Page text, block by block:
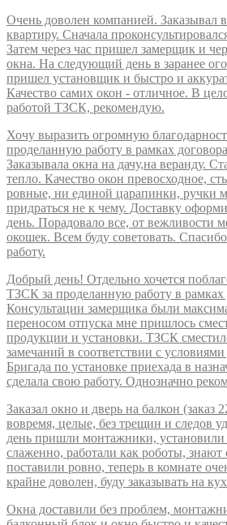
Очень доволен компанией. Заказывал
квартиру. Сначала
Затем через час пришел замерщик и
окна. На следующий день в заранее
пришел установщик и быстро и
Качество самих окон - отличное. В
работой ТЗСК, рекомендую.
Хочу выразить огромную
проделанную работу в рамках
Заказывала окна на дачу,на веранду.
тепло. Качество окон превосходное,
ровные, ни единой царапинки, ручки
придраться не к чему. Доставку
день. Порадовало все, от вежливости
окошек. Всем буду советовать.
работу.
Добрый день! Отдельно хочется
ТЗСК за проделанную работу в рамках
Консультации замерщика были
переносом отпуска мне пришлось
продукции и установки. ТЗСК
замечаний в соответствии с
Бригада по установке приехада в
сделала свою работу. Однозначно
Заказал окно и дверь на балкон (заказ
вовремя, целые, без трещин и следов
день пришли монтажники, установили
слаженно, работали как роботы, знают
поставили ровно, теперь в комнате
крайне доволен, буду заказывать на
Окна доставили без проблем,